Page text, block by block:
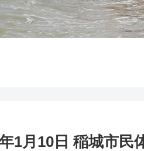
1月10日 稲城市民